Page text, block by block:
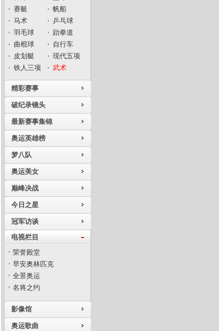
赛艇
帆船
马术
乒乓球
羽毛球
跆拳道
曲棍球
自行车
皮划艇
现代五项
铁人三项
武术
精彩赛事
破纪录镜头
最新赛事集锦
奥运英雄榜
梦八队
奥运美女
巅峰决战
今日之星
冠军访谈
电视栏目
荣誉殿堂
早安奥林匹克
全景奥运
名将之约
影像馆
奥运歌曲